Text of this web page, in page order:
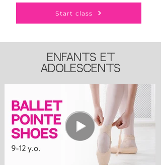
Start class
ENFANTS ET
ADOLESCENTS